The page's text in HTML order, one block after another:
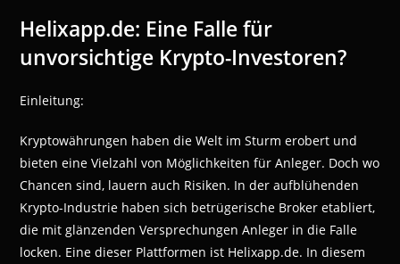
Helixapp.de: Eine Falle für
unvorsichtige Krypto-Investoren?
Einleitung:
Kryptowährungen haben die Welt im Sturm erobert und
bieten eine Vielzahl von Möglichkeiten für Anleger. Doch wo
Chancen sind, lauern auch Risiken. In der aufblühenden
Krypto-Industrie haben sich betrügerische Broker etabliert,
die mit glänzenden Versprechungen Anleger in die Falle
locken. Eine dieser Plattformen ist Helixapp.de. In diesem